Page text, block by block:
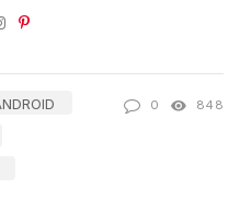
Instagram
Pinterest
0 848